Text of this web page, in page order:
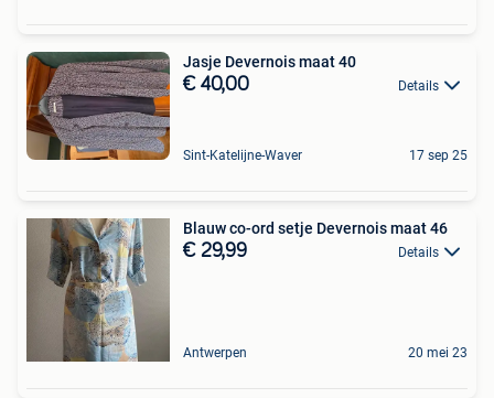
Jasje Devernois maat 40
€ 40,00 Details
Sint-Katelijne-Waver 17 sep 25
Blauw co-ord setje Devernois maat 46
€ 29,99 Details
Antwerpen 20 mei 23